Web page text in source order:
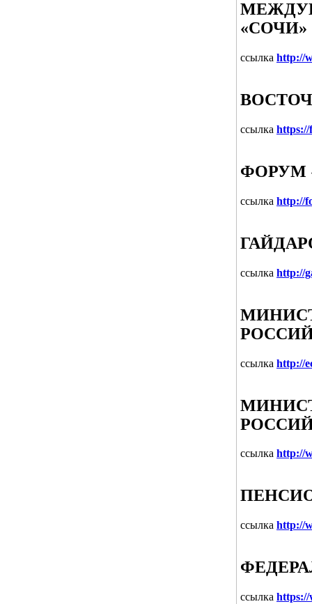
«СОЧИ»
ссылка http://
ссылка
ФОРУМ
ссылка http://
ссылка http://
ссылка http://
ссылка http://
ссылка http://
ссылка https://